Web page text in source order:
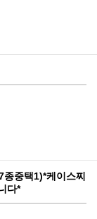
중택1)*케이스찌
다*